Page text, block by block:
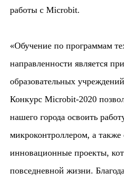
работы с Microbit.
«Обучение по программам
направленности является
образовательных
Конкурс Microbit-2020
нашего города освоить
микроконтроллером, а также
инновационные проекты,
повседневной жизни.
Свердловской области
«Университетский» г.
+7 (922) 203 51 52